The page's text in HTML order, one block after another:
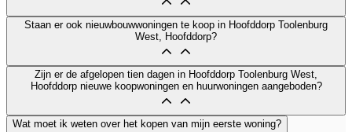
Staan er ook nieuwbouwwoningen te koop in Hoofddorp Toolenburg
West, Hoofddorp?
Zijn er de afgelopen tien dagen in Hoofddorp Toolenburg West,
Hoofddorp nieuwe koopwoningen en huurwoningen aangeboden?
Wat moet ik weten over het kopen van mijn eerste woning?